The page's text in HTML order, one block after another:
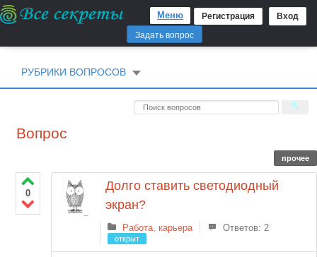
Регистрация Вход
Меню
Задать вопрос
РУБРИКИ ВОПРОСОВ
Вопрос
прочее
0
Долго ставить светодиодный
экран?
Работа, карьера Ответов: 2
открыт